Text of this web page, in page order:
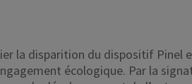
la disparition du dispositif Pinel
écologique. Par la